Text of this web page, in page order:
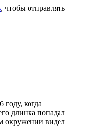
, чтобы отправлять
году, когда
длинка попадал
окружении видел